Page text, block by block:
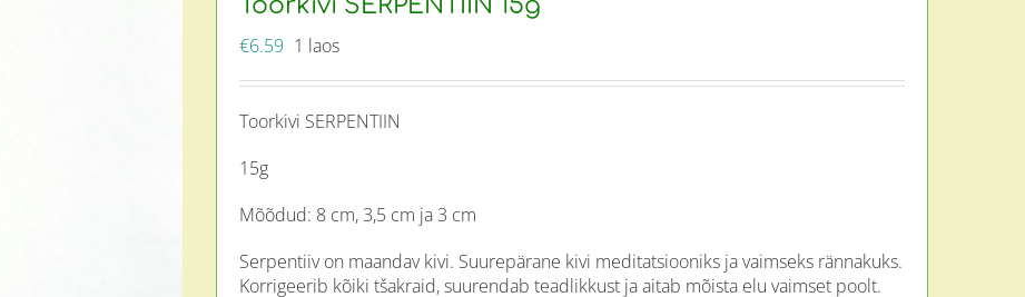
Toorkivi SERPENTIIN 15g
€6.59 1 laos
Toorkivi SERPENTIIN
15g
Mõõdud: 8 cm, 3,5 cm ja 3 cm
Serpentiiv on maandav kivi. Suurepärane kivi meditatsiooniks ja vaimseks rännakuks.
Korrigeerib kõiki tšakraid, suurendab teadlikkust ja aitab mõista elu vaimset poolt.